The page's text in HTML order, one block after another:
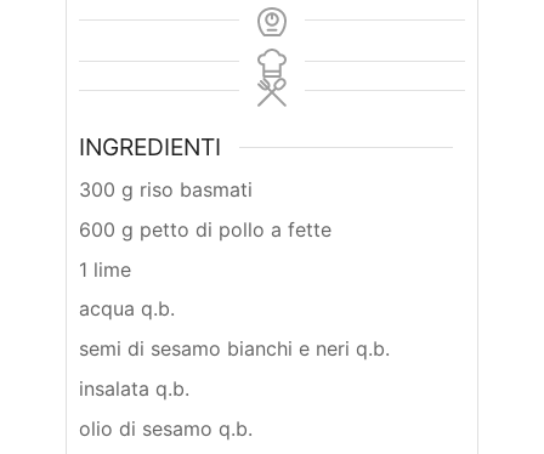
INGREDIENTI
300 g riso basmati
600 g petto di pollo a fette
1 lime
acqua q.b.
semi di sesamo bianchi e neri q.b.
insalata q.b.
olio di sesamo q.b.